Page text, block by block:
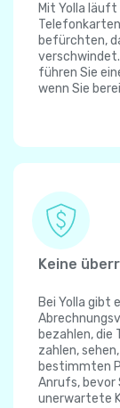
Mit Yolla läuft
befürchten,
verschwindet.
führen Sie
wenn Sie
Keine
Bei Yolla gibt
bezahlen, die
zahlen,
bestimmten
Anrufs, bevor
unerwartete